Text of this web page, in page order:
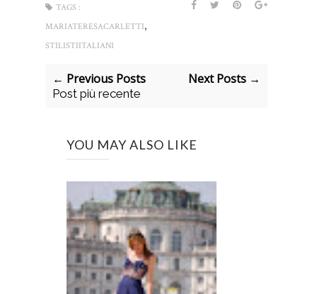
TAGS :
MARIATERESACARLETTI,
STILISTIITALIANI
← Previous Posts
Post più recente
Next Posts →
YOU MAY ALSO LIKE